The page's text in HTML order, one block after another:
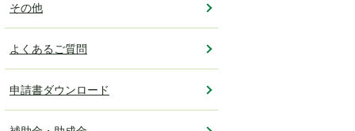
その他
よくあるご質問
申請書ダウンロード